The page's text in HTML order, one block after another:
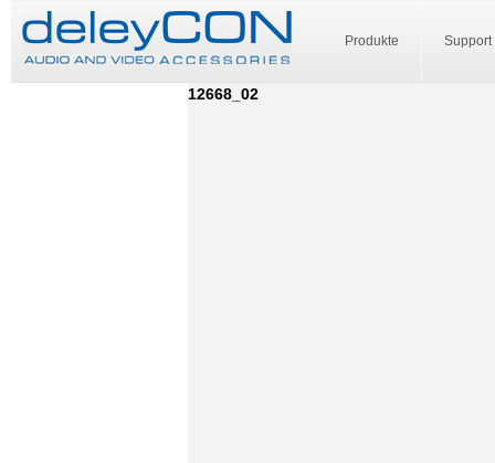
Produkte Support
12668_02